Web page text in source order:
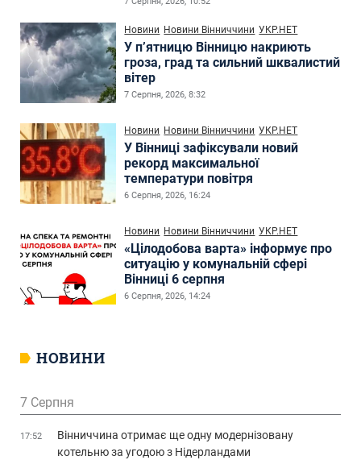
Новини Новини Вінниччини УКР.НЕТ
У п’ятницю Вінницю накриють
гроза, град та сильний шквалистий
вітер
7 Серпня, 2026, 8:32
Новини Новини Вінниччини УКР.НЕТ
У Вінниці зафіксували новий
рекорд максимальної
температури повітря
6 Серпня, 2026, 16:24
Новини Новини Вінниччини УКР.НЕТ
«Цілодобова варта» інформує про
ситуацію у комунальній сфері
Вінниці 6 серпня
6 Серпня, 2026, 14:24
НОВИНИ
7 Серпня
17:52
Вінниччина отримає ще одну модернізовану
котельню за угодою з Нідерландами